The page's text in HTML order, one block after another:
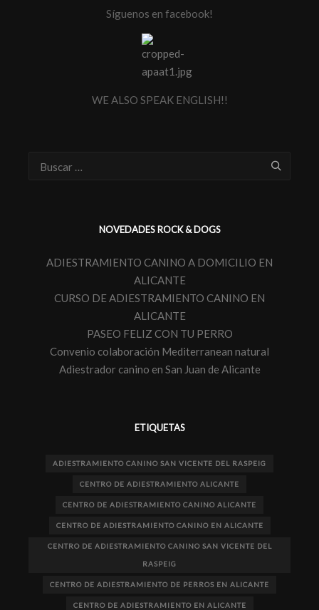
Síguenos en facebook!
WE ALSO SPEAK ENGLISH!!
NOVEDADES ROCK & DOGS
ADIESTRAMIENTO CANINO A DOMICILIO EN
ALICANTE
CURSO DE ADIESTRAMIENTO CANINO EN
ALICANTE
PASEO FELIZ CON TU PERRO
Convenio colaboración Mediterranean natural
Adiestrador canino en San Juan de Alicante
ETIQUETAS
ADIESTRAMIENTO CANINO SAN VICENTE DEL RASPEIG
CENTRO DE ADIESTRAMIENTO ALICANTE
CENTRO DE ADIESTRAMIENTO CANINO ALICANTE
CENTRO DE ADIESTRAMIENTO CANINO EN ALICANTE
CENTRO DE ADIESTRAMIENTO CANINO SAN VICENTE DEL
RASPEIG
CENTRO DE ADIESTRAMIENTO DE PERROS EN ALICANTE
CENTRO DE ADIESTRAMIENTO EN ALICANTE